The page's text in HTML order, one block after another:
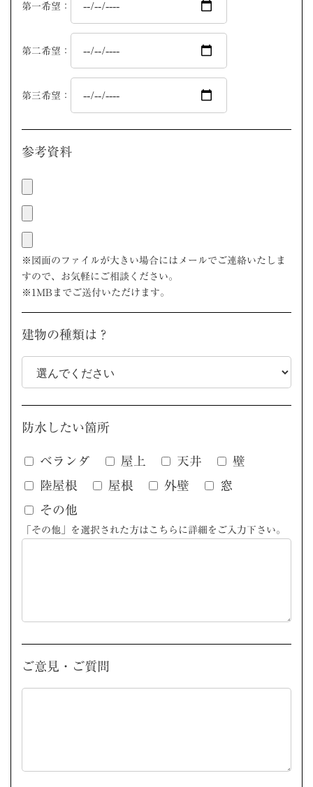
第一希望：
第二希望：
第三希望：
参考資料
※図面のファイルが大きい場合にはメールでご連絡いたしま
すので、お気軽にご相談ください。
※1MBまでご送付いただけます。
建物の種類は？
防水したい箇所
ベランダ 屋上 天井
壁
陸屋根
屋根 外壁
窓
その他
「その他」を選択された方はこちらに詳細をご入力下さい。
ご意見・ご質問